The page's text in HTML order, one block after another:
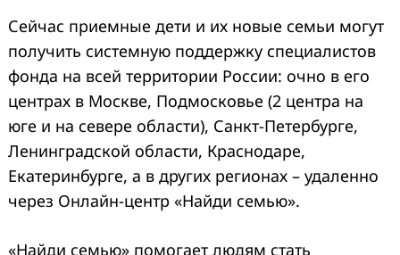
Сейчас приемные дети и их новые семьи могут
получить системную поддержку специалистов
фонда на всей территории России: очно в его
центрах в Москве, Подмосковье (2 центра на
юге и на севере области), Санкт-Петербурге,
Ленинградской области, Краснодаре,
Екатеринбурге, а в других регионах – удаленно
через Онлайн-центр «Найди семью».
«Найди семью» помогает людям стать